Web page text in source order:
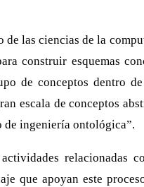
las ciencias de la
construir esquemas
de conceptos dentro
escala de conceptos
de ingeniería ontológica”.
relacionadas
que apoyan este